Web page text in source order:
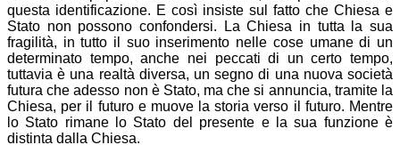
questa identificazione. E così insiste sul fatto che Chiesa e
Stato non possono confondersi. La Chiesa in tutta la sua
fragilità, in tutto il suo inserimento nelle cose umane di un
determinato tempo, anche nei peccati di un certo tempo,
tuttavia è una realtà diversa, un segno di una nuova società
futura che adesso non è Stato, ma che si annuncia, tramite la
Chiesa, per il futuro e muove la storia verso il futuro. Mentre
lo Stato rimane lo Stato del presente e la sua funzione è
distinta dalla Chiesa.